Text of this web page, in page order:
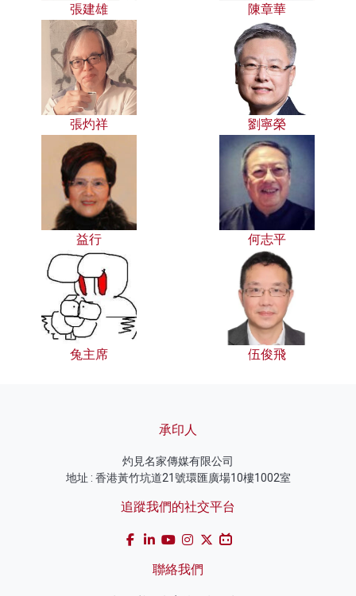
張建雄 陳章華
張灼祥 劉寧榮
益行 何志平
兔主席 伍俊飛
承印人
灼見名家傳媒有限公司
地址 : 香港黃竹坑道21號環匯廣場10樓1002室
追蹤我們的社交平台
聯絡我們